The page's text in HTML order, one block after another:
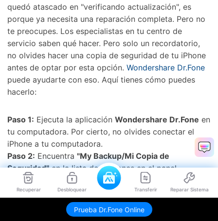
Recuperar Desbloquear Transferir Reparar Sistema
Prueba Dr.Fone Online
Envíame link de descarga
quedó atascado en "verificando actualización", es
porque ya necesita una reparación completa. Pero no
te preocupes. Los especialistas en tu centro de
servicio saben qué hacer. Pero solo un recordatorio,
no olvides hacer una copia de seguridad de tu iPhone
antes de optar por esta opción. Wondershare Dr.Fone
puede ayudarte con eso. Aquí tienes cómo puedes
hacerlo:
Paso 1: Ejecuta la aplicación Wondershare Dr.Fone en
tu computadora. Por cierto, no olvides conectar el
iPhone a tu computadora.
Paso 2: Encuentra "My Backup/Mi Copia de
Seguridad"en la lista de opciones en el panel
izquierdo. Tócalo. Desde el panel principal, haz clic en
"Realizar Respaldo Ahora".